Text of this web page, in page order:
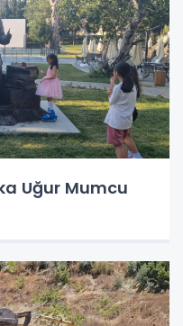
Uğur Mumcu